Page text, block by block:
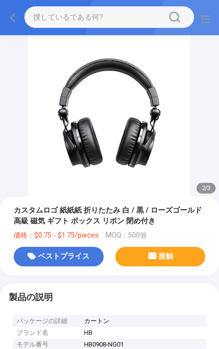
2/3
カスタムロゴ 紙紙紙 折りたたみ 白 / 黒 / ローズゴールド
高級 磁気 ギフト ボックス リボン 閉め付き
価格：$0.75 - $1.75/pieces MOQ：500個
ベストプライス 接触
製品の説明
パッケージの詳細
カートン
ブランド名
HB
モデル番号
HB0908-NG01